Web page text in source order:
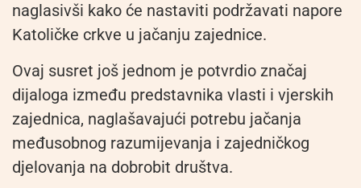
naglasivši kako će nastaviti podržavati napore
Katoličke crkve u jačanju zajednice.
Ovaj susret još jednom je potvrdio značaj
dijaloga između predstavnika vlasti i vjerskih
zajednica, naglašavajući potrebu jačanja
međusobnog razumijevanja i zajedničkog
djelovanja na dobrobit društva.